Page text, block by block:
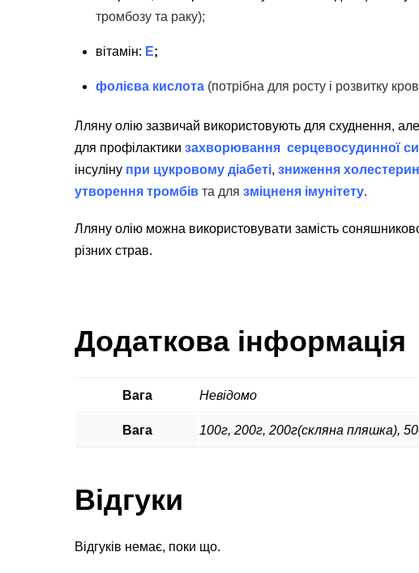
тромбозу та раку);
вітамін: Е;
фолієва кислота (потрібна для росту і розвитку
Лляну олію зазвичай використовують для схуднення,
для профілактики захворювання серцевосудинної
інсуліну при цукровому діабеті, зниження
утворення тромбів та для зміцненя імунітету.
Лляну олію можна використовувати замість
різних страв.
Додаткова інформація
Вага Невідомо
Вага 100г, 200г, 200г(скляна пляшка),
Відгуки
Відгуків немає, поки що.